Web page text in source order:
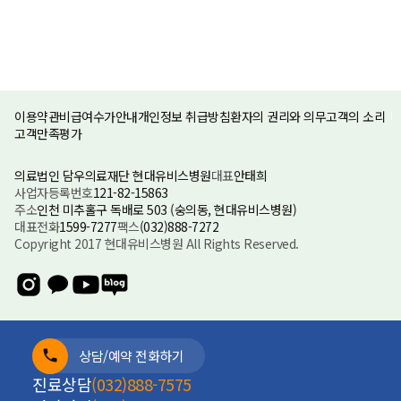
이용약관비급여수가안내개인정보 취급방침환자의 권리와 의무고객의 소리
고객만족평가
의료법인 담우의료재단 현대유비스병원대표안태희
사업자등록번호121-82-15863
주소인천 미추홀구 독배로 503 (숭의동, 현대유비스병원)
대표전화1599-7277팩스(032)888-7272
Copyright 2017 현대유비스병원 All Rights Reserved.
상담/예약 전화하기
진료상담(032)888-7575